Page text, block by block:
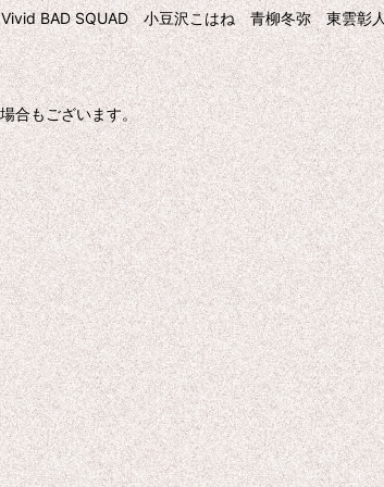
Vivid BAD SQUAD 小豆沢こはね 青柳冬弥 東雲彰
合もございます。